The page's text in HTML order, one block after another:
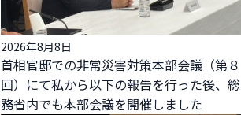
2026年8月8日
首相官邸での非常災害対策本部会議（第８
回）にて私から以下の報告を行った後、総
務省内でも本部会議を開催しました